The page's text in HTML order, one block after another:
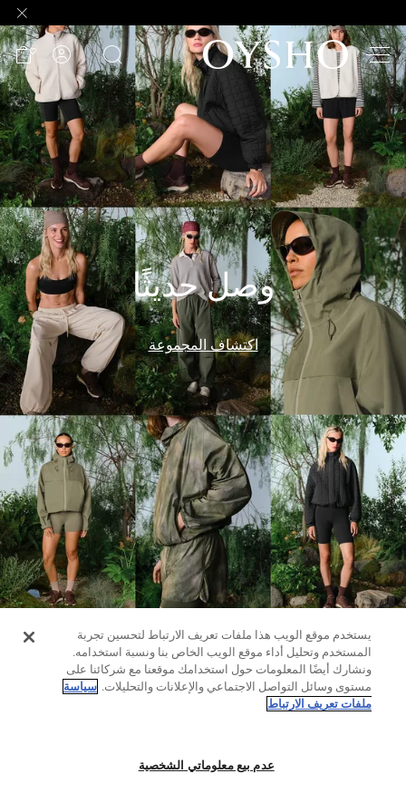
وصل
حديثًا
Active
shorts
الأكثر
مبيعًا
المشاهدة
حسب
المنتج
المشاهدة
حسب
النشاط
المشاهدة
حسب
الجودة
Oysho
Community
افتتاحية
مساعدة
وصل حديثًا
اكتشاف المجموعة
يستخدم موقع الويب هذا ملفات تعريف الارتباط لتحسين تجربة
المستخدم وتحليل أداء موقع الويب الخاص بنا ونسبة استخدامه.
ونشارك أيضًا المعلومات حول استخدامك موقعنا مع شركائنا على
مستوى وسائل التواصل الاجتماعي والإعلانات والتحليلات. سياسة
ملفات تعريف الارتباط
عدم بيع معلوماتي الشخصية